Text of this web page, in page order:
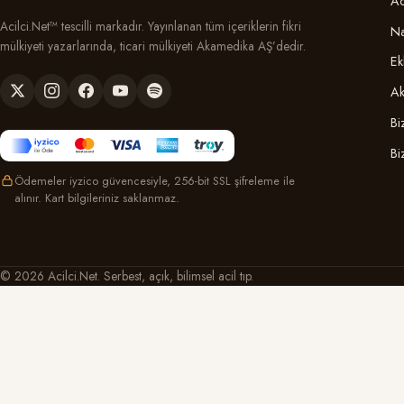
Acilci.Net™ tescilli markadır. Yayınlanan tüm içeriklerin fikri
mülkiyeti yazarlarında, ticari mülkiyeti Akamedika AŞ’dedir.
Ödemeler iyzico güvencesiyle, 256-bit SSL şifreleme ile
alınır. Kart bilgileriniz saklanmaz.
© 2026 Acilci.Net. Serbest, açık, bilimsel acil tıp.